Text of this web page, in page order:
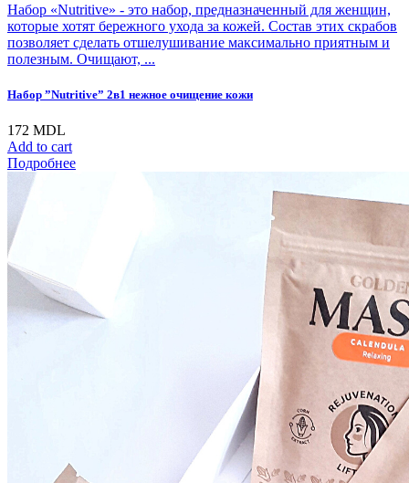
Набор «Nutritive» - это набор, предназначенный для женщин,
которые хотят бережного ухода за кожей. Состав этих скрабов
позволяет сделать отшелушивание максимально приятным и
полезным. Очищают, ...
Набор ”Nutritive” 2в1 нежное очищение кожи
172 MDL
Add to cart
Подробнее